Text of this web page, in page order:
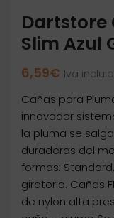
Dartstore
Slim Azul
6,59€ Iva
Cañas para
innovador
la pluma se
duraderas del
formas:
giratorio. Cañas
de nylon alta